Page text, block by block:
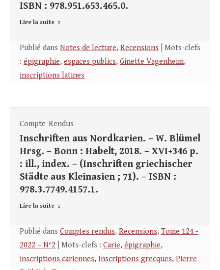
ISBN : 978.951.653.465.0.
Lire la suite
Publié dans Notes de lecture, Recensions | Mots-clefs
: épigraphie, espaces publics, Ginette Vagenheim,
inscriptions latines
Compte-Rendus
Inschriften aus Nordkarien. – W. Blümel
Hrsg. – Bonn : Habelt, 2018. – XVI+346 p.
: ill., index. – (Inschriften griechischer
Städte aus Kleinasien ; 71). – ISBN :
978.3.7749.4157.1.
Lire la suite
Publié dans Comptes rendus, Recensions, Tome 124 -
2022 – N°2 | Mots-clefs : Carie, épigraphie,
inscriptions cariennes, Inscriptions grecques, Pierre